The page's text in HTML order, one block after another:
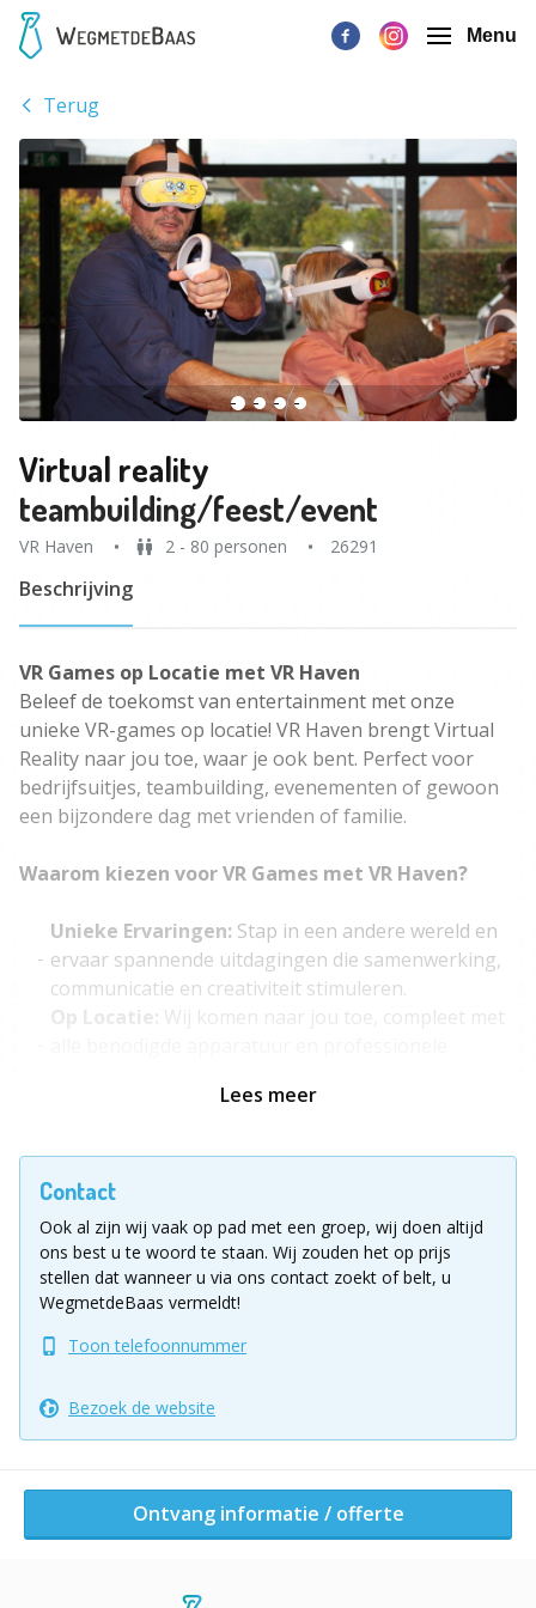
Menu
Terug
Virtual reality
teambuilding/feest/event
VR Haven 2 - 80 personen 26291
Beschrijving
VR Games op Locatie met VR Haven
Beleef de toekomst van entertainment met onze
unieke VR-games op locatie! VR Haven brengt Virtual
Reality naar jou toe, waar je ook bent. Perfect voor
bedrijfsuitjes, teambuilding, evenementen of gewoon
een bijzondere dag met vrienden of familie.
Waarom kiezen voor VR Games met VR Haven?
Unieke Ervaringen: Stap in een andere wereld en
ervaar spannende uitdagingen die samenwerking,
communicatie en creativiteit stimuleren.
Op Locatie: Wij komen naar jou toe, compleet met
Of je nu een ervaren gamer bent of
toegankelijk en geschikt voor alle niveaus.
Dynamisch en Interactief:
aanbod van VR-games, van spannende escape
rooms en actie-avonturen tot meeslepende
puzzelspellen.
Hoe werkt het?
wensen en de ideale locatie.
Installatie:Ons team zorgt voor een vlekkeloze
Spelen maar!Geniet van onvergetelijke VR-
ervaringen, zonder je ergens zorgen over te
Lees meer
Contact
Ook al zijn wij vaak op pad met een groep, wij doen altijd
ons best u te woord te staan. Wij zouden het op prijs
stellen dat wanneer u via ons contact zoekt of belt, u
WegmetdeBaas vermeldt!
Toon telefoonnummer
Bezoek de website
Ontvang informatie / offerte